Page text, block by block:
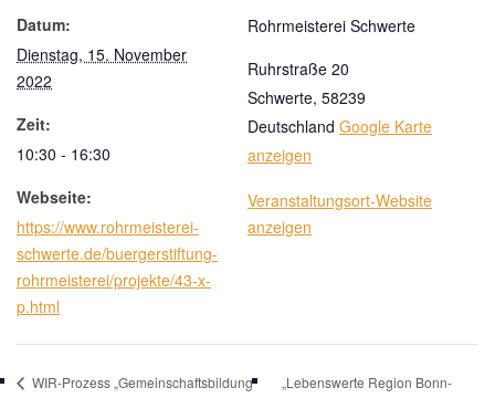
Datum:
Dienstag, 15. November
2022
Zeit:
10:30 - 16:30
Webseite:
https://www.rohrmeisterei-
schwerte.de/buergerstiftung-
rohrmeisterei/projekte/43-x-
p.html
Rohrmeisterei Schwerte
Ruhrstraße 20
Schwerte, 58239
Deutschland Google Karte
anzeigen
Veranstaltungsort-Website
anzeigen
WIR-Prozess „Gemeinschaftsbildung“
„Lebenswerte Region Bonn-